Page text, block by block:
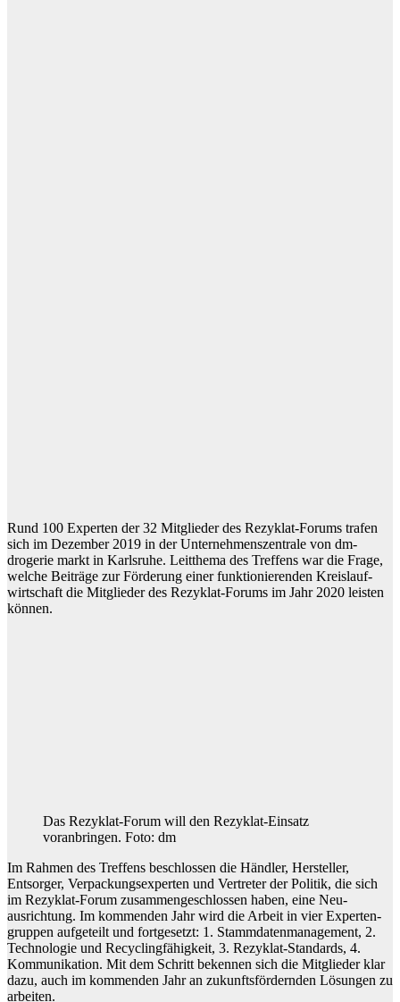
Rund 100 Experten der 32 Mitglieder des Rezyklat-Forums trafen
sich im Dezember 2019 in der Unternehmens­zentrale von dm-
drogerie markt in Karlsruhe. Leit­thema des Treffens war die Frage,
welche Beiträge zur Förderung einer funktionierenden Kreis­lauf­
wirtschaft die Mitglieder des Rezyklat-Forums im Jahr 2020 leisten
können.
Das Rezyklat-Forum will den Rezyklat-Einsatz
voranbringen. Foto: dm
Im Rahmen des Treffens beschlossen die Händler, Hersteller,
Entsorger, Verpackungs­experten und Vertreter der Politik, die sich
im Rezyklat-Forum zusammen­geschlossen haben, eine Neu­
ausrichtung. Im kommenden Jahr wird die Arbeit in vier Experten­
gruppen aufgeteilt und fortgesetzt: 1. Stammdaten­management, 2.
Technologie und Recycling­fähigkeit, 3. Rezyklat-Standards, 4.
Kommunikation. Mit dem Schritt bekennen sich die Mitglieder klar
dazu, auch im kommenden Jahr an zukunfts­fördernden Lösungen zu
arbeiten.